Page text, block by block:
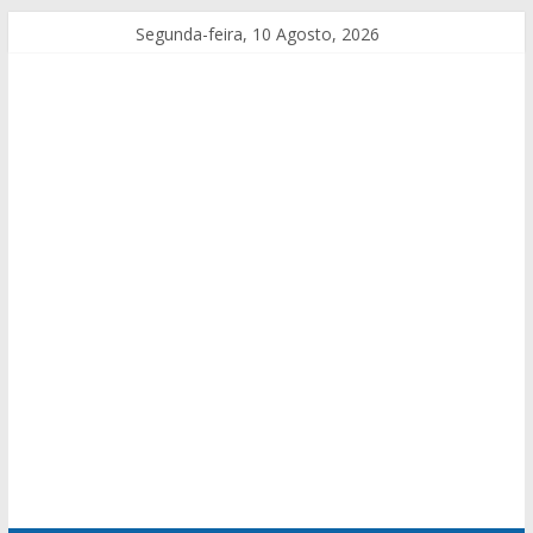
Segunda-feira, 10 Agosto, 2026